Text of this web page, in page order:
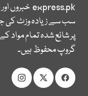
express.pkخبروں
سب سے زیادہ وزٹ کی
پر شائع شدہ تمام
گروپ محفوظ ہیں۔